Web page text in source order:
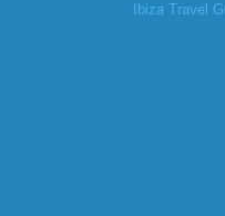
Ibiza Travel